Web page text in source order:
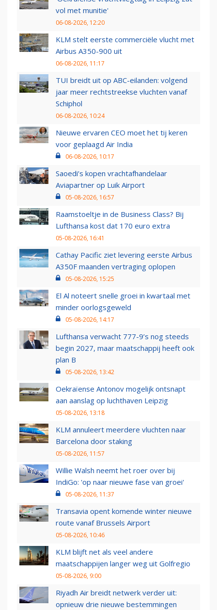
vol met munitie'
06-08-2026, 12:20
KLM stelt eerste commerciële vlucht met
Airbus A350-900 uit
06-08-2026, 11:17
TUI breidt uit op ABC-eilanden: volgend
jaar meer rechtstreekse vluchten vanaf
Schiphol
06-08-2026, 10:24
Nieuwe ervaren CEO moet het tij keren
voor geplaagd Air India
06-08-2026, 10:17
Saoedi’s kopen vrachtafhandelaar
Aviapartner op Luik Airport
05-08-2026, 16:57
Raamstoeltje in de Business Class? Bij
Lufthansa kost dat 170 euro extra
05-08-2026, 16:41
Cathay Pacific ziet levering eerste Airbus
A350F maanden vertraging oplopen
05-08-2026, 15:25
El Al noteert snelle groei in kwartaal met
minder oorlogsgeweld
05-08-2026, 14:17
Lufthansa verwacht 777-9’s nog steeds
begin 2027, maar maatschappij heeft ook
plan B
05-08-2026, 13:42
Oekraïense Antonov mogelijk ontsnapt
aan aanslag op luchthaven Leipzig
05-08-2026, 13:18
KLM annuleert meerdere vluchten naar
Barcelona door staking
05-08-2026, 11:57
Willie Walsh neemt het roer over bij
IndiGo: 'op naar nieuwe fase van groei'
05-08-2026, 11:37
Transavia opent komende winter nieuwe
route vanaf Brussels Airport
05-08-2026, 10:46
KLM blijft net als veel andere
maatschappijen langer weg uit Golfregio
05-08-2026, 9:00
Riyadh Air breidt netwerk verder uit:
opnieuw drie nieuwe bestemmingen